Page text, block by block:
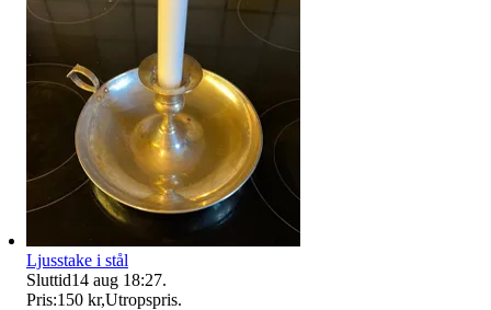
Ljusstake i stål
Sluttid14 aug 18:27.
Pris:150 kr,Utropspris.